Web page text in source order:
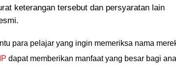
keterangan tersebut dan persyaratan lain
para pelajar yang ingin memeriksa nama
dapat memberikan manfaat yang besar bagi